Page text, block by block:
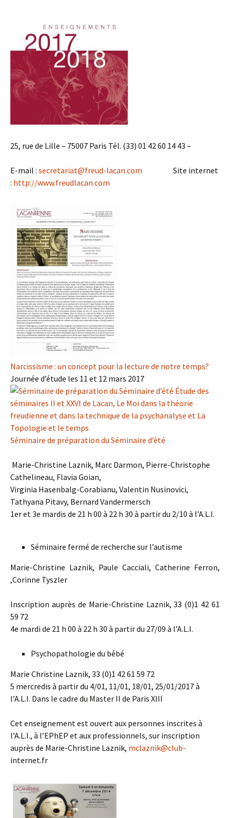
25, rue de Lille – 75007 Paris Tél. (33) 01 42 60 14 43 –
E-mail : secretariat@freud-lacan.com Site internet
: http://www.freudlacan.com
Narcissisme : un concept pour la lecture de notre temps?
Journée d’étude les 11 et 12 mars 2017
Séminaire de préparation du Séminaire d’été
Marie-Christine Laznik, Marc Darmon, Pierre-Christophe
Cathelineau, Flavia Goian,
Virginia Hasenbalg-Corabianu, Valentin Nusinovici,
Tathyana Pitavy, Bernard Vandermersch
1er et 3e mardis de 21 h 00 à 22 h 30 à partir du 2/10 à l’A.L.I.
Séminaire fermé de recherche sur l’autisme
Marie-Christine Laznik, Paule Cacciali, Catherine Ferron,
,Corinne Tyszler
Inscription auprès de Marie-Christine Laznik, 33 (0)1 42 61
59 72
4e mardi de 21 h 00 à 22 h 30 à partir du 27/09 à l’A.L.I.
Psychopathologie du bébé
Marie Christine Laznik, 33 (0)1 42 61 59 72
5 mercredis à partir du 4/01, 11/01, 18/01, 25/01/2017 à
l’A.L.I. Dans le cadre du Master II de Paris XIII
Cet enseignement est ouvert aux personnes inscrites à
l’A.L.I., à l’EPhEP et aux professionnels, sur inscription
auprès de Marie-Christine Laznik, mclaznik@club-
internet.fr